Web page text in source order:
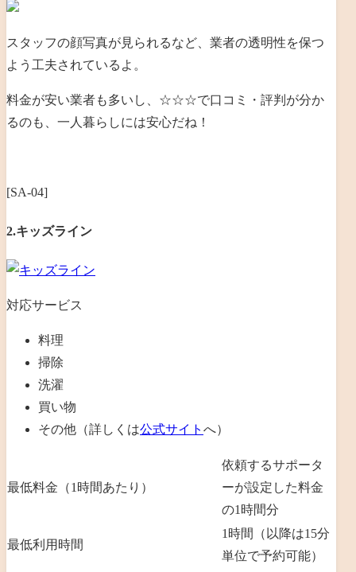
スタッフの顔写真が見られるなど、業者の透明性を保つ
よう工夫されているよ。
料金が安い業者も多いし、☆☆☆で口コミ・評判が分か
るのも、一人暮らしには安心だね！
[SA-04]
2.キッズライン
対応サービス
料理
掃除
洗濯
買い物
その他（詳しくは公式サイト へ）
最低料金（1時間あたり）
依頼するサポータ
ーが設定した料金
の1時間分
最低利用時間
1時間（以降は15分
単位で予約可能）